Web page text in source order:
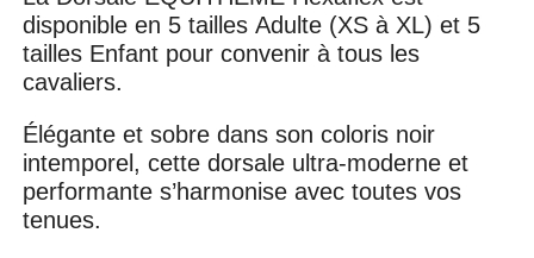
disponible en 5 tailles Adulte (XS à XL) et 5
tailles Enfant pour convenir à tous les
cavaliers.
Élégante et sobre dans son coloris noir
intemporel, cette dorsale ultra-moderne et
performante s’harmonise avec toutes vos
tenues.